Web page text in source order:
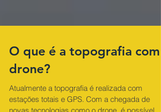
O que é a topografia com
drone?
Atualmente a topografia é realizada com